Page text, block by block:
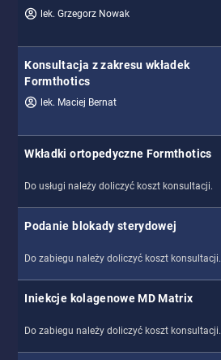
lek. Grzegorz Nowak
Konsultacja z zakresu wkładek
Formthotics
lek. Maciej Bernat
Wkładki ortopedyczne Formthotics
Do usługi należy doliczyć koszt konsultacji.
Podanie blokady sterydowej
Do zabiegu należy doliczyć koszt konsultacji.
Iniekcje kolagenowe MD Matrix
Do zabiegu należy doliczyć koszt konsultacji.